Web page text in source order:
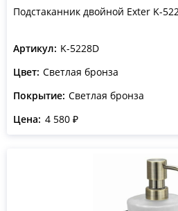
Подстаканник двойной Exter K-
Артикул: K-5228D
Цвет: Светлая бронза
Покрытие: Светлая бронза
Цена: 4 580 ₽